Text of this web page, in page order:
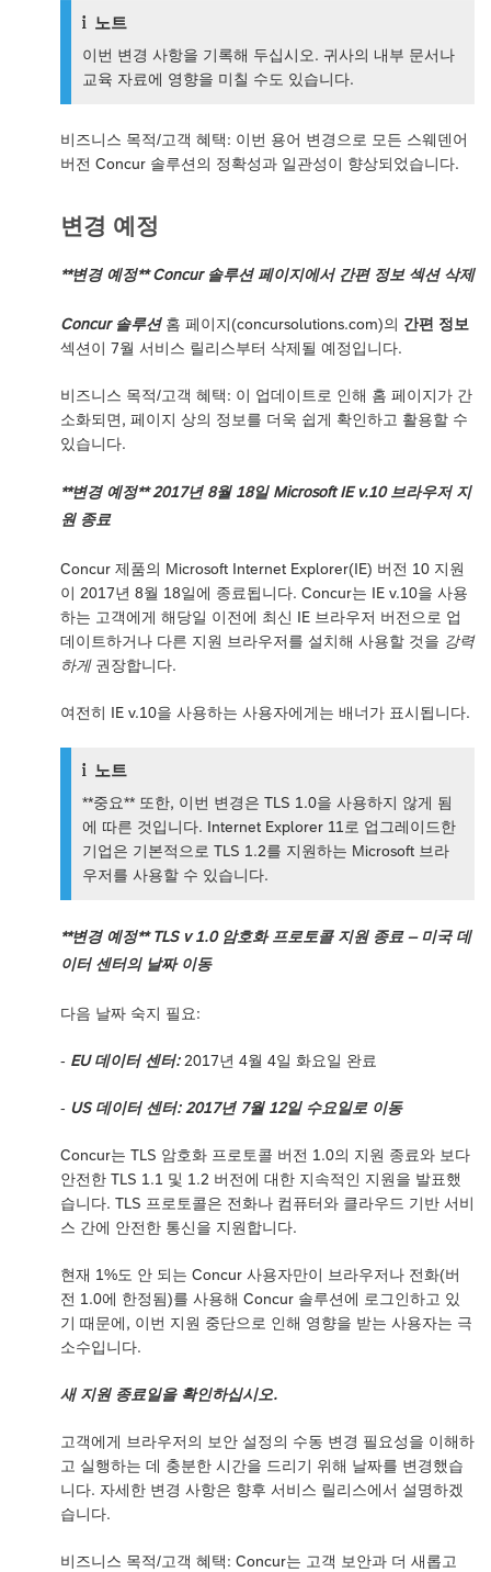
노트
이번 변경 사항을 기록해 두십시오. 귀사의 내부 문서나
교육 자료에 영향을 미칠 수도 있습니다.
비즈니스 목적/고객 혜택: 이번 용어 변경으로 모든 스웨덴어
버전 Concur 솔루션의 정확성과 일관성이 향상되었습니다.
변경 예정
**변경 예정** Concur 솔루션 페이지에서 간편 정보 섹션 삭제
Concur 솔루션홈 페이지(concursolutions.com)의 간편 정보
섹션이 7월 서비스 릴리스부터 삭제될 예정입니다.
비즈니스 목적/고객 혜택: 이 업데이트로 인해 홈 페이지가 간
소화되면, 페이지 상의 정보를 더욱 쉽게 확인하고 활용할 수
있습니다.
**변경 예정** 2017년 8월 18일 Microsoft IE v.10 브라우저 지
원 종료
Concur 제품의 Microsoft Internet Explorer(IE) 버전 10 지원
이 2017년 8월 18일에 종료됩니다. Concur는 IE v.10을 사용
하는 고객에게 해당일 이전에 최신 IE 브라우저 버전으로 업
데이트하거나 다른 지원 브라우저를 설치해 사용할 것을 강력
하게권장합니다.
여전히 IE v.10을 사용하는 사용자에게는 배너가 표시됩니다.
노트
**중요** 또한, 이번 변경은 TLS 1.0을 사용하지 않게 됨
에 따른 것입니다. Internet Explorer 11로 업그레이드한
기업은 기본적으로 TLS 1.2를 지원하는 Microsoft 브라
우저를 사용할 수 있습니다.
**변경 예정** TLS v 1.0 암호화 프로토콜 지원 종료 – 미국 데
이터 센터의 날짜 이동
다음 날짜 숙지 필요:
- EU 데이터 센터:2017년 4월 4일 화요일 완료
- US 데이터 센터: 2017년 7월 12일 수요일로 이동
Concur는 TLS 암호화 프로토콜 버전 1.0의 지원 종료와 보다
안전한 TLS 1.1 및 1.2 버전에 대한 지속적인 지원을 발표했
습니다. TLS 프로토콜은 전화나 컴퓨터와 클라우드 기반 서비
스 간에 안전한 통신을 지원합니다.
현재 1%도 안 되는 Concur 사용자만이 브라우저나 전화(버
전 1.0에 한정됨)를 사용해 Concur 솔루션에 로그인하고 있
기 때문에, 이번 지원 중단으로 인해 영향을 받는 사용자는 극
소수입니다.
새 지원 종료일을 확인하십시오.
고객에게 브라우저의 보안 설정의 수동 변경 필요성을 이해하
고 실행하는 데 충분한 시간을 드리기 위해 날짜를 변경했습
니다. 자세한 변경 사항은 향후 서비스 릴리스에서 설명하겠
습니다.
비즈니스 목적/고객 혜택: Concur는 고객 보안과 더 새롭고